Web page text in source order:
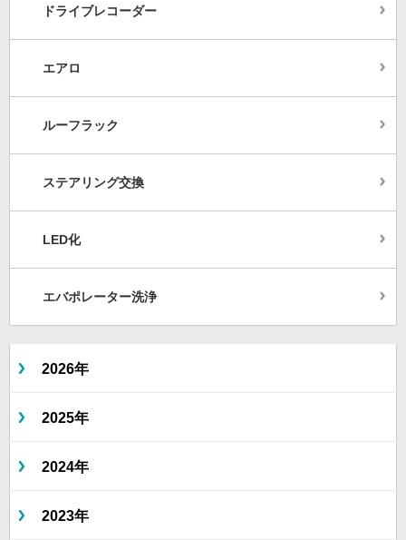
ドライブレコーダー
エアロ
ルーフラック
ステアリング交換
LED化
エバポレーター洗浄
2026年
2025年
2024年
2023年